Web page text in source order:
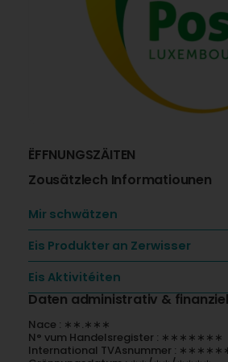
ËFFNUNGSZÄITEN
Zousätzlech Informatiounen
Mir schwätzen
Eis Produkter an Zerwisser
Eis Aktivitéiten
Daten administrativ &
Nace : ∗∗.∗∗∗
N° vum Handelsregister : ∗∗∗∗∗∗∗
International TVAsnummer :